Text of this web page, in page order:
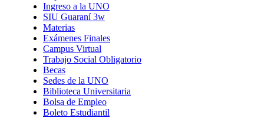
Ingreso a la UNO
SIU Guaraní 3w
Materias
Exámenes Finales
Campus Virtual
Trabajo Social Obligatorio
Becas
Sedes de la UNO
Biblioteca Universitaria
Bolsa de Empleo
Boleto Estudiantil